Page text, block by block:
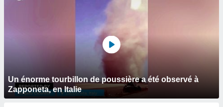
Un énorme tourbillon de poussière a été observé à
Zapponeta, en Italie